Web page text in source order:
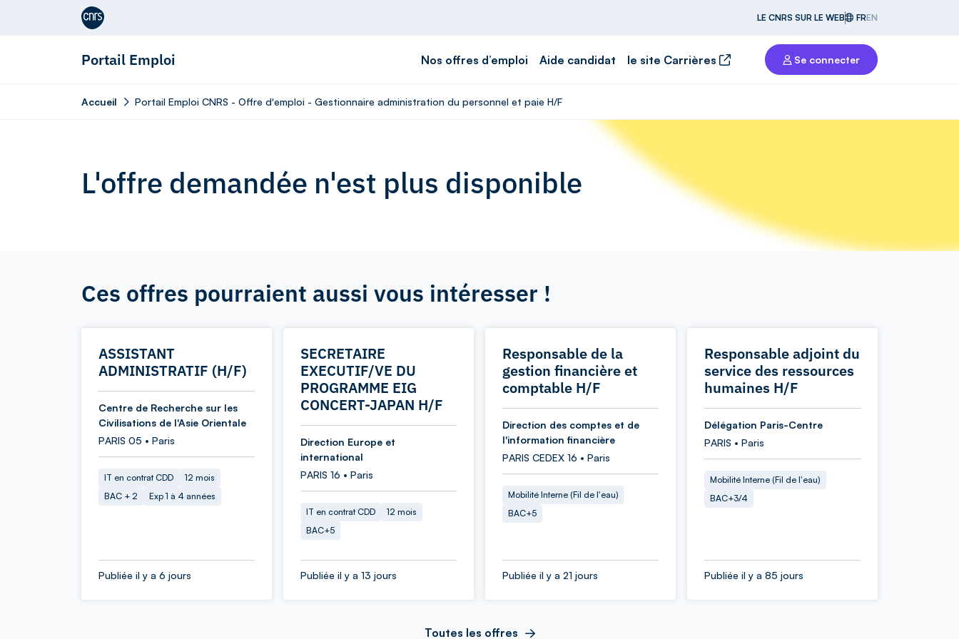
Aller au contenu
LE CNRS SUR LE WEB FREN
Portail Emploi Nos offres d’emploi Aide candidat le site Carrières Se connecter
Accueil Portail Emploi CNRS - Offre d'emploi - Gestionnaire administration du personnel et paie H/F
L'offre demandée n'est plus disponible
Ces offres pourraient aussi vous intéresser !
ASSISTANT
ADMINISTRATIF (H/F)
Centre de Recherche sur les
Civilisations de l'Asie Orientale
PARIS 05 • Paris
IT en contrat CDD
12 mois
BAC + 2
Exp 1 à 4 années
Publiée il y a 6 jours
SECRETAIRE
EXECUTIF/VE DU
PROGRAMME EIG
CONCERT-JAPAN H/F
Direction Europe et
international
PARIS 16 • Paris
IT en contrat CDD
12 mois
BAC+5
Publiée il y a 13 jours
Responsable de la
gestion financière et
comptable H/F
Direction des comptes et de
l'information financière
PARIS CEDEX 16 • Paris
Mobilité Interne (Fil de l'eau)
BAC+5
Publiée il y a 21 jours
Responsable adjoint du
service des ressources
humaines H/F
Délégation Paris-Centre
PARIS • Paris
Mobilité Interne (Fil de l'eau)
BAC+3/4
Publiée il y a 85 jours
Toutes les offres